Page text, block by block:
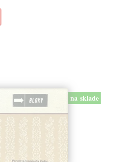
na sklade